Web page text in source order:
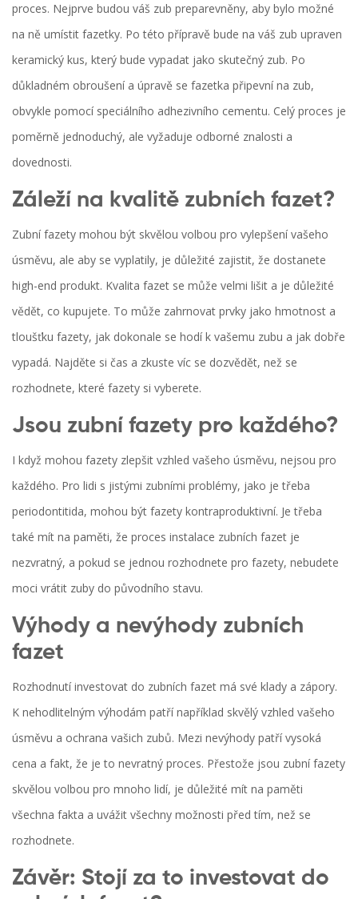
proces. Nejprve budou váš zub preparevněny, aby bylo možné
na ně umístit fazetky. Po této přípravě bude na váš zub upraven
keramický kus, který bude vypadat jako skutečný zub. Po
důkladném obroušení a úpravě se fazetka připevní na zub,
obvykle pomocí speciálního adhezivního cementu. Celý proces je
poměrně jednoduchý, ale vyžaduje odborné znalosti a
dovednosti.
Záleží na kvalitě zubních fazet?
Zubní fazety mohou být skvělou volbou pro vylepšení vašeho
úsměvu, ale aby se vyplatily, je důležité zajistit, že dostanete
high-end produkt. Kvalita fazet se může velmi lišit a je důležité
vědět, co kupujete. To může zahrnovat prvky jako hmotnost a
tloušťku fazety, jak dokonale se hodí k vašemu zubu a jak dobře
vypadá. Najděte si čas a zkuste víc se dozvědět, než se
rozhodnete, které fazety si vyberete.
Jsou zubní fazety pro každého?
I když mohou fazety zlepšit vzhled vašeho úsměvu, nejsou pro
každého. Pro lidi s jistými zubními problémy, jako je třeba
periodontitida, mohou být fazety kontraproduktivní. Je třeba
také mít na paměti, že proces instalace zubních fazet je
nezvratný, a pokud se jednou rozhodnete pro fazety, nebudete
moci vrátit zuby do původního stavu.
Výhody a nevýhody zubních
fazet
Rozhodnutí investovat do zubních fazet má své klady a zápory.
K nehodlitelným výhodám patří například skvělý vzhled vašeho
úsměvu a ochrana vašich zubů. Mezi nevýhody patří vysoká
cena a fakt, že je to nevratný proces. Přestože jsou zubní fazety
skvělou volbou pro mnoho lidí, je důležité mít na paměti
všechna fakta a uvážit všechny možnosti před tím, než se
rozhodnete.
Závěr: Stojí za to investovat do